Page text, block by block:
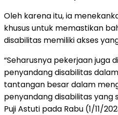
Oleh karena itu, ia
khusus untuk memastikan
disabilitas memiliki akses
“Seharusnya pekerjaan juga
penyandang disabilitas
tantangan besar dalam
penyandang disabilitas yang
Puji Astuti pada Rabu (1/11/